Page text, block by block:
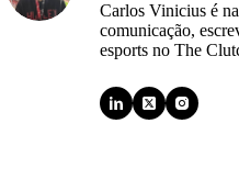
Carlos Vinicius é
comunicação,
esports no The